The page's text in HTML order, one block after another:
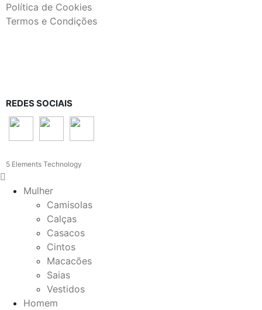
Política de Cookies
Termos e Condições
REDES SOCIAIS
5 Elements Technology
Mulher
Camisolas
Calças
Casacos
Cintos
Macacões
Saias
Vestidos
Homem